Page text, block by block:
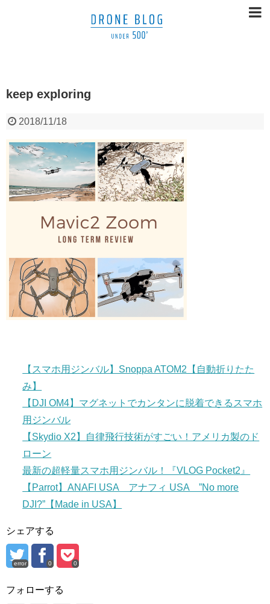
keep exploring
2018/11/18
【スマホ用ジンバル】Snoppa ATOM2【自動折りたた
み】
【DJI OM4】マグネットでカンタンに脱着できるスマホ
用ジンバル
【Skydio X2】自律飛行技術がすごい！アメリカ製のド
ローン
最新の超軽量スマホ用ジンバル！『VLOG Pocket2』
【Parrot】ANAFI USA アナフィ USA ”No more
DJI?”【Made in USA】
シェアする
error 0 0
フォローする